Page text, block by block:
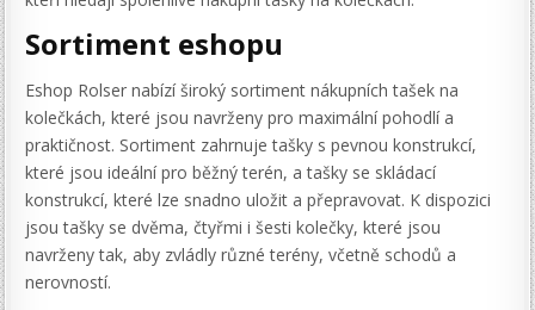
Sortiment eshopu
Eshop Rolser nabízí široký sortiment nákupních tašek na
kolečkách, které jsou navrženy pro maximální pohodlí a
praktičnost. Sortiment zahrnuje tašky s pevnou konstrukcí,
které jsou ideální pro běžný terén, a tašky se skládací
konstrukcí, které lze snadno uložit a přepravovat. K dispozici
jsou tašky se dvěma, čtyřmi i šesti kolečky, které jsou
navrženy tak, aby zvládly různé terény, včetně schodů a
nerovností.